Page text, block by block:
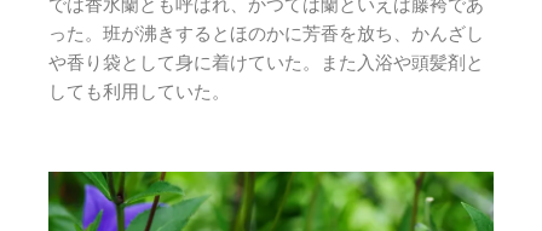
では香水蘭とも呼ばれ、かつては蘭といえば藤袴であ
った。班が沸きするとほのかに芳香を放ち、かんざし
や香り袋として身に着けていた。また入浴や頭髪剤と
しても利用していた。